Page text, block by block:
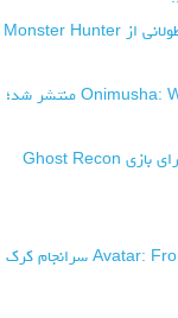
شرکت کپکام قصد دارد برای مدتی طولانی از Monster Hunter
تریلر جدید بازی Onimusha: Way of the Sword منتشر شد؛
آپدیت بزرگ و رایگان Last Rites برای بازی Ghost Recon
نسخه PC بازی Avatar: Frontiers of Pandora سرانجام کرک